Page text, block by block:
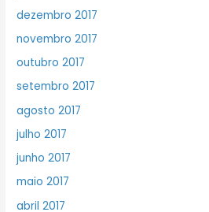
dezembro 2017
novembro 2017
outubro 2017
setembro 2017
agosto 2017
julho 2017
junho 2017
maio 2017
abril 2017